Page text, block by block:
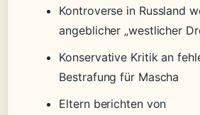
Kontroverse in Russland
angeblicher „westlicher
Konservative Kritik an
Bestrafung für Mascha
Eltern berichten von